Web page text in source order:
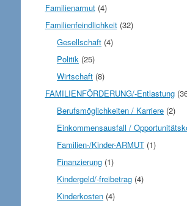
Familienarmut(4)
Familienfeindlichkeit(32)
Gesellschaft (4)
Politik (25)
Wirtschaft (8)
FAMILIENFÖRDERUNG/-Entlastung
Berufsmöglichkeiten / Karriere (2)
Einkommensausfall /
Familien-/Kinder-ARMUT (1)
Finanzierung (1)
Kindergeld/-freibetrag (4)
Kinderkosten (4)